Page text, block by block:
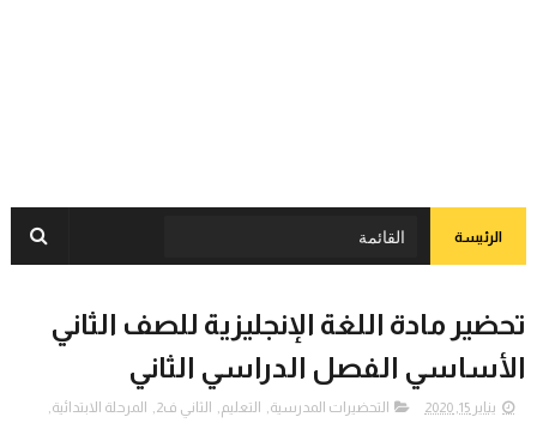
الرئيسة
تحضير مادة اللغة الإنجليزية للصف الثاني
الأساسي الفصل الدراسي الثاني
يناير 15, 2020 التحضيرات المدرسية, التعليم, الثاني ف2 , المرحلة الابتدائية,